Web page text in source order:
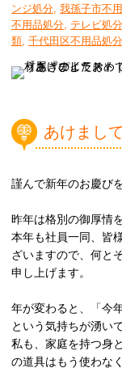
ンジ処分, 我孫子市不
不用品処分, テレビ処分
類, 千代田区不用品処分
あけまし
謹んで新年のお慶び
昨年は格別の御厚情
本年も社員一同、皆
ざいますので、何と
申し上げます。
年が変わると、「今
という気持ちが湧い
私も、家庭を持つ身
の道具はもう使わな